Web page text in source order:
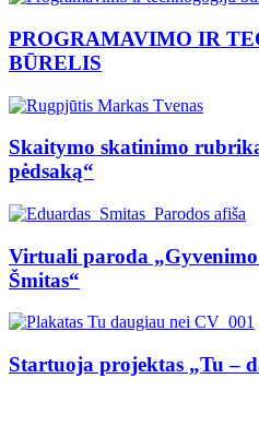
PROGRAMAVIMO IR
BŪRELIS
Skaitymo skatinimo
pėdsaką“
Virtuali paroda
Šmitas“
Startuoja projektas „Tu –